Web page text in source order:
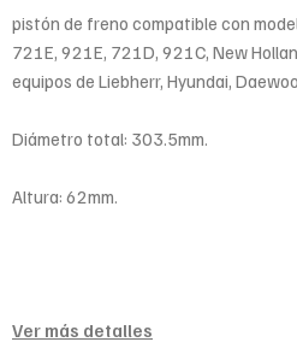
pistón de freno compatible con
721E, 921E, 721D, 921C, New
equipos de Liebherr, Hyundai,
Diámetro total: 303.5mm.
Altura: 62mm.
Ver más detalles